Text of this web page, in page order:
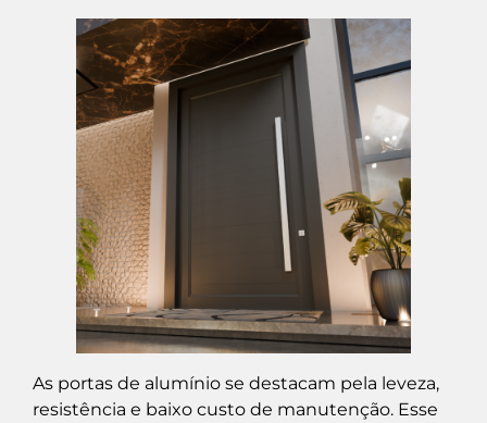
As portas de alumínio se destacam pela leveza,
resistência e baixo custo de manutenção. Esse